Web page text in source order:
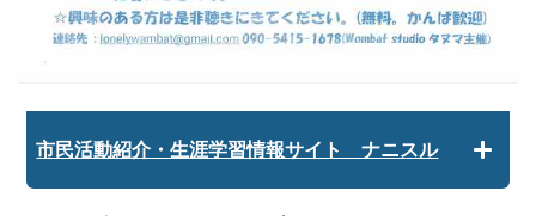
市民活動紹介・生涯学習情報サイト ナニスル